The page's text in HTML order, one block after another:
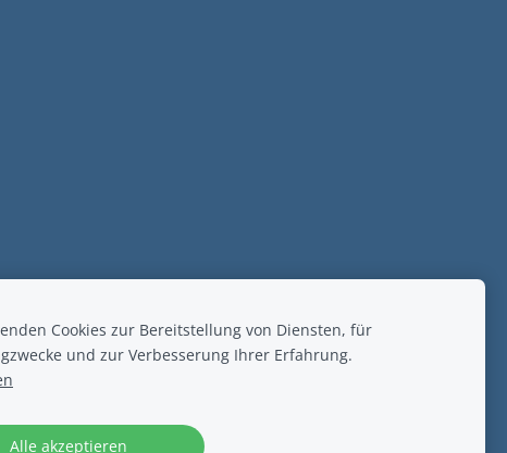
Cookies zur Bereitstellung von Diensten, für
und zur Verbesserung Ihrer Erfahrung.
Alle akzeptieren